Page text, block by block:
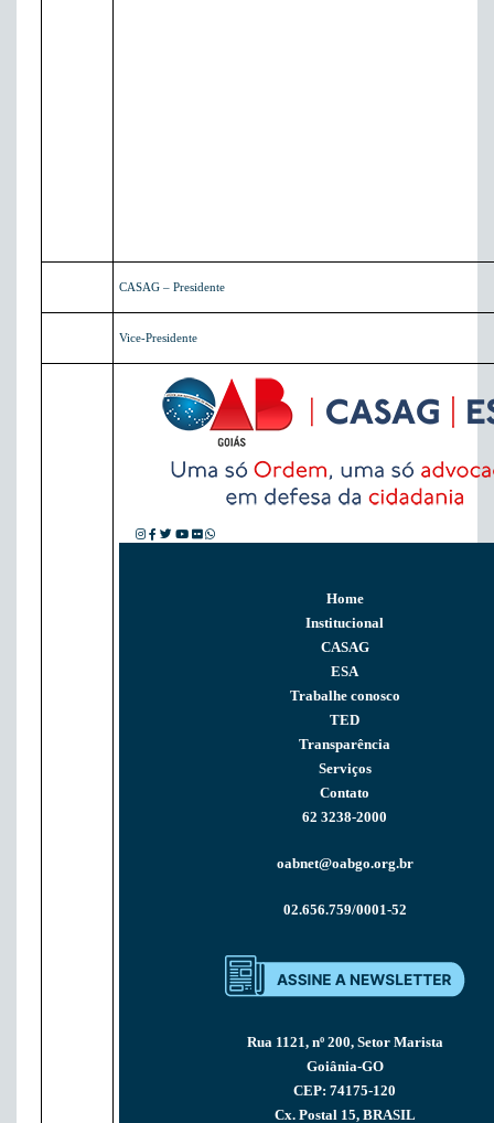
CASAG – Presidente
Vice-Presidente
Home
Institucional
CASAG
ESA
Trabalhe conosco
TED
Transparência
Serviços
Contato
62 3238-2000
oabnet@oabgo.org.br
02.656.759/0001-52
Rua 1121, nº 200, Setor Marista
Goiânia-GO
CEP: 74175-120
Cx. Postal 15, BRASIL